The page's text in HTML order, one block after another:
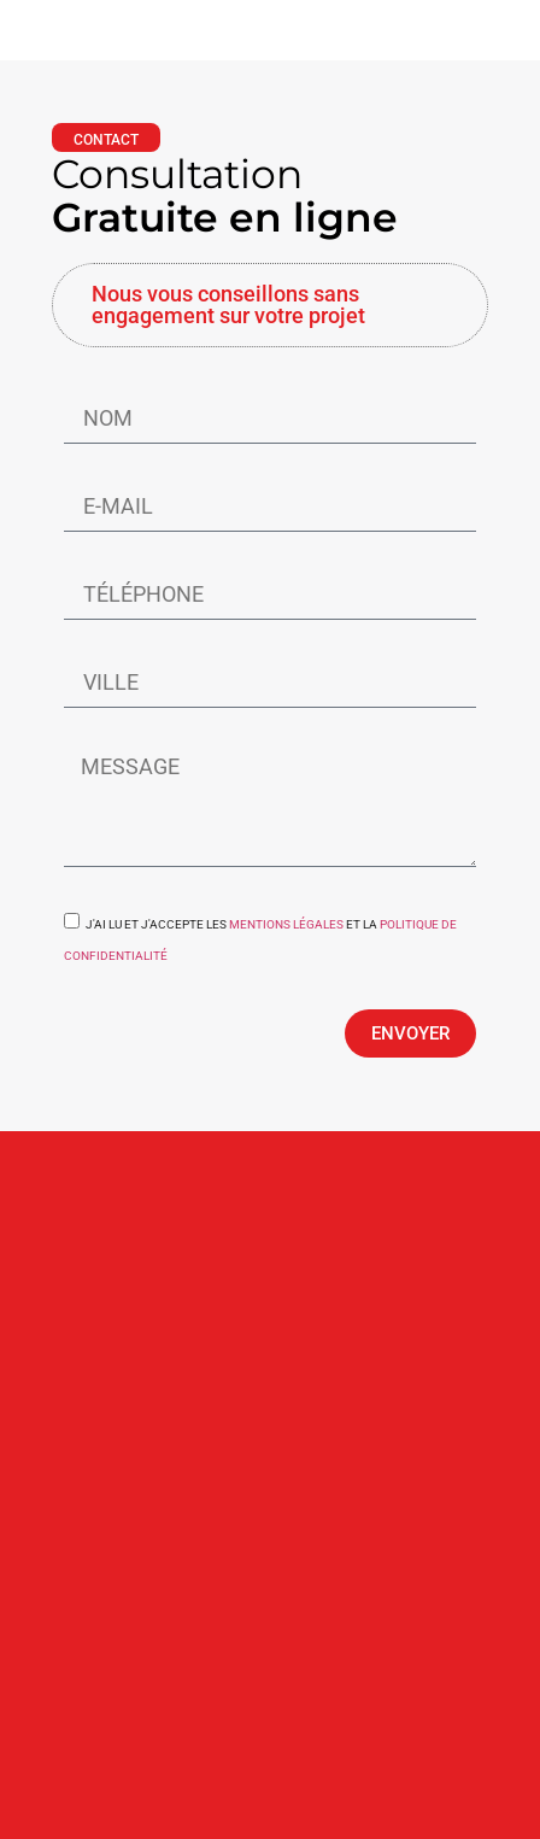
CONTACT
Consultation
Gratuite en ligne
Nous vous conseillons sans
engagement sur votre projet
J'AI LU ET J'ACCEPTE LESMENTIONS LÉGALESET LA POLITIQUE DE
CONFIDENTIALITÉ
ENVOYER